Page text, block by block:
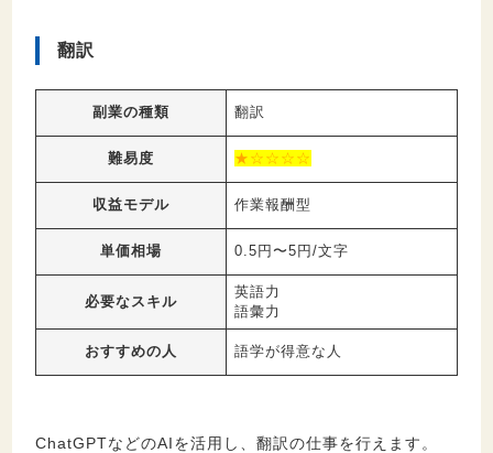
翻訳
副業の種類 翻訳
難易度 ★☆☆☆☆
収益モデル 作業報酬型
単価相場 0.5円〜5円/文字
必要なスキル
英語力
語彙力
おすすめの人 語学が得意な人
ChatGPTなどのAIを活用し、翻訳の仕事を行えます。